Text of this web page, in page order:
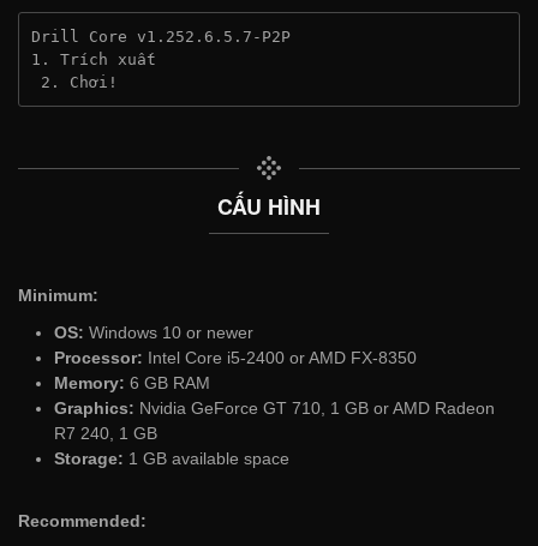
Drill Core v1.252.6.5.7-P2P
1. Trích xuất
2. Chơi!
CẤU HÌNH
Minimum:
OS: Windows 10 or newer
Processor: Intel Core i5-2400 or AMD FX-8350
Memory: 6 GB RAM
Graphics: Nvidia GeForce GT 710, 1 GB or AMD Radeon
R7 240, 1 GB
Storage: 1 GB available space
Recommended: